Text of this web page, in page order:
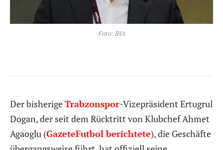
Foto: IHA
Der bisherigeTrabzonspor-Vizepräsident Ertugrul
Dogan, der seit dem Rücktritt von Klubchef Ahmet
Agaoglu (GazeteFutbol berichtete), die Geschäfte